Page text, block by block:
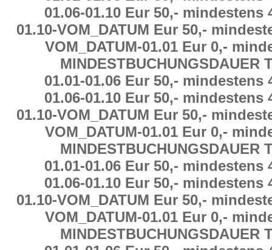
01.06-01.10 Eur 50,- mindestens
01.10-VOM_DATUM Eur 50,-
VOM_DATUM-01.01 Eur 0,-
MINDESTBUCHUNGSDAUER
01.01-01.06 Eur 50,- mindestens
01.06-01.10 Eur 50,- mindestens
01.10-VOM_DATUM Eur 50,-
VOM_DATUM-01.01 Eur 0,-
MINDESTBUCHUNGSDAUER
01.01-01.06 Eur 50,- mindestens
01.06-01.10 Eur 50,- mindestens
01.10-VOM_DATUM Eur 50,-
VOM_DATUM-01.01 Eur 0,-
MINDESTBUCHUNGSDAUER